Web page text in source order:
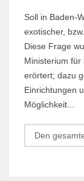
Soll in Baden-
exotischer,
Diese Frage
Ministerium für
erörtert; dazu
Einrichtungen
Möglichkeit...
Den